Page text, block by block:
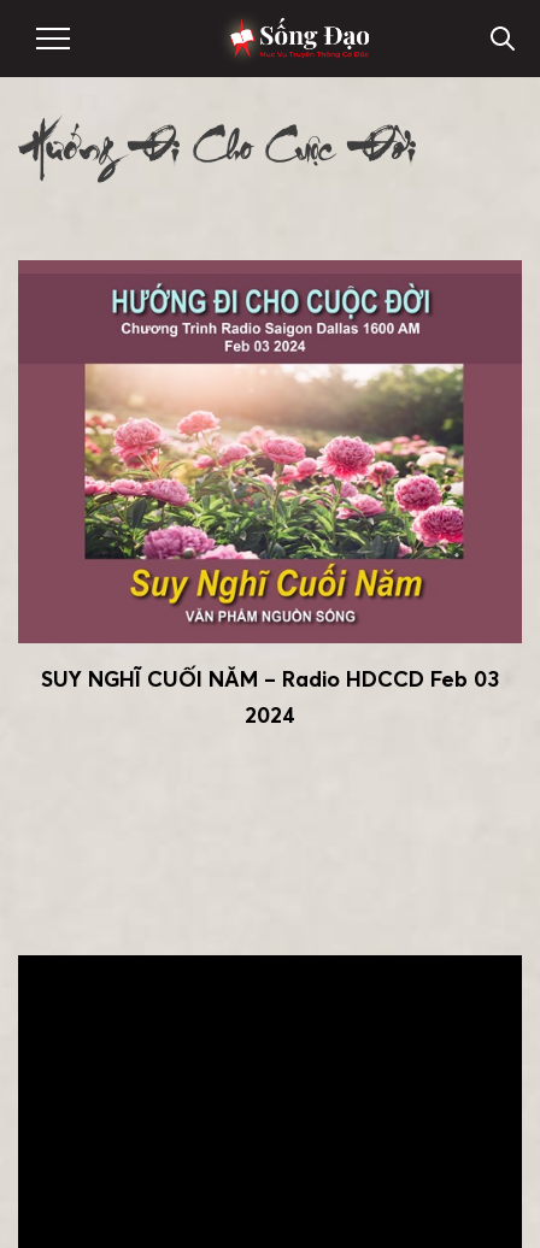
Hướng Đi Cho Cuộc Đời
SUY NGHĨ CUỐI NĂM – Radio HDCCD Feb 03
2024